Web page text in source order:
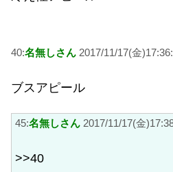
40:名無しさん 2017/11/17(金
ブスアピール
45:名無しさん 2017/11/17(金
>>40